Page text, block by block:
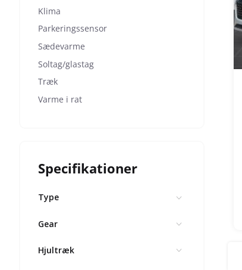
Klima
Parkeringssensor
Sædevarme
Soltag/glastag
Træk
Varme i rat
Specifikationer
Type
Gear
Hjultræk